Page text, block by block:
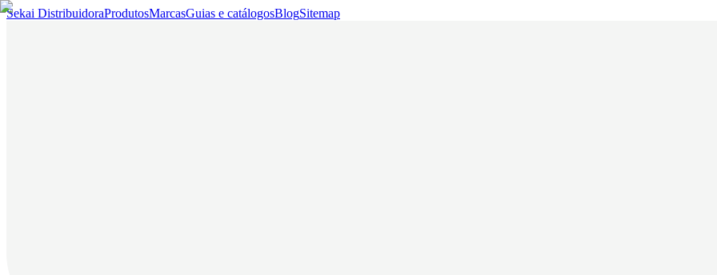
Sekai DistribuidoraProdutosMarcasGuias e catálogosBlogSitemap